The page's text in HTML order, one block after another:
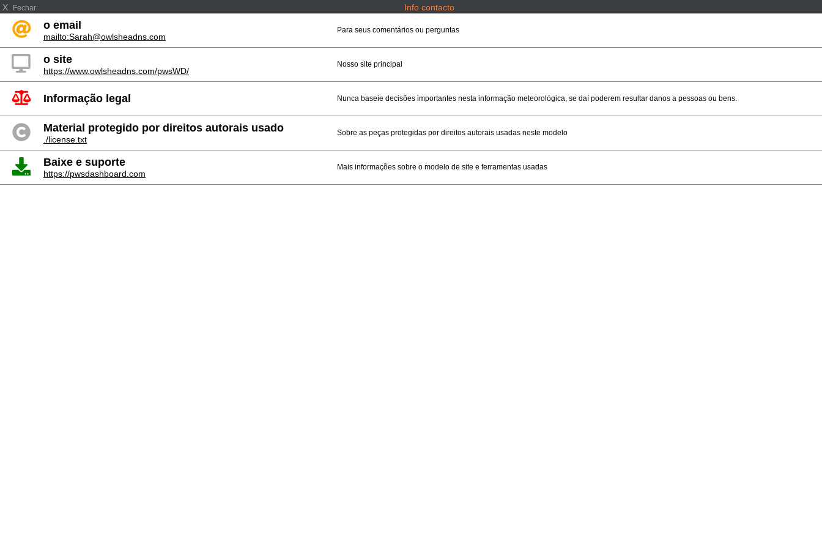
X Fechar Info contacto
o email
mailto:Sarah@owlsheadns.com
Para seus comentários ou perguntas
o site
https://www.owlsheadns.com/pwsWD/
Nosso site principal
Informação legal Nunca baseie decisões importantes nesta informação meteorológica, se daí poderem resultar danos a pessoas ou bens.
Material protegido por direitos autorais usado
./license.txt
Sobre as peças protegidas por direitos autorais usadas neste modelo
Baixe e suporte
https://pwsdashboard.com
Mais informações sobre o modelo de site e ferramentas usadas